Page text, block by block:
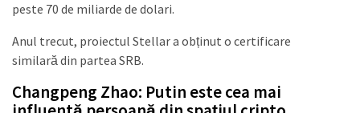
peste 70 de miliarde de dolari.
Anul trecut, proiectul Stellar a obținut o certificare
similară din partea SRB.
Changpeng Zhao: Putin este cea mai